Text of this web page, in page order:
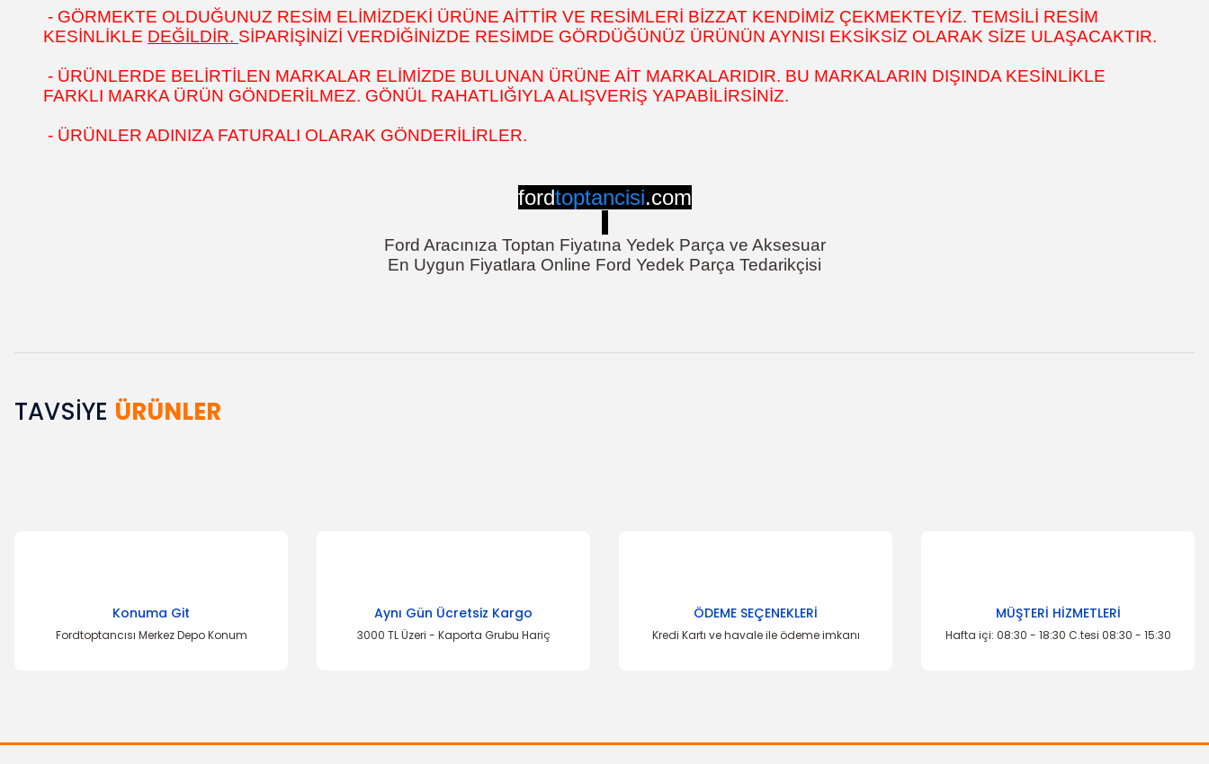
- GÖRMEKTE OLDUĞUNUZ RESİM ELİMİZDEKİ ÜRÜNE AİTTİR VE RESİMLERİ BİZZAT KENDİMİZ ÇEKMEKTEYİZ. TEMSİLİ RESİM
KESİNLİKLE DEĞİLDİR. SİPARİŞİNİZİ VERDİĞİNİZDE RESİMDE GÖRDÜĞÜNÜZ ÜRÜNÜN AYNISI EKSİKSİZ OLARAK SİZE ULAŞACAKTIR.
- ÜRÜNLERDE BELİRTİLEN MARKALAR ELİMİZDE BULUNAN ÜRÜNE AİT MARKALARIDIR. BU MARKALARIN DIŞINDA KESİNLİKLE
FARKLI MARKA ÜRÜN GÖNDERİLMEZ. GÖNÜL RAHATLIĞIYLA ALIŞVERİŞ YAPABİLİRSİNİZ.
- ÜRÜNLER ADINIZA FATURALI OLARAK GÖNDERİLİRLER.
fordtoptancisi.com
Ford Aracınıza Toptan Fiyatına Yedek Parça ve Aksesuar
En Uygun Fiyatlara Online Ford Yedek Parça Tedarikçisi
Bu ürünün fiyat bilgisi, resim, ürün açıklamalarında ve diğer konularda yetersiz gördüğünüz noktaları öneri formunu kullanarak tarafımıza iletebilirsiniz.
TAVSİYE ÜRÜNLER
Konuma Git
Fordtoptancısı Merkez Depo Konum
Aynı Gün Ücretsiz Kargo
3000 TL Üzeri - Kaporta Grubu Hariç
ÖDEME SEÇENEKLERİ
Kredi Kartı ve havale ile ödeme imkanı
MÜŞTERİ HİZMETLERİ
Hafta içi: 08:30 - 18:30 C.tesi 08:30 - 15:30